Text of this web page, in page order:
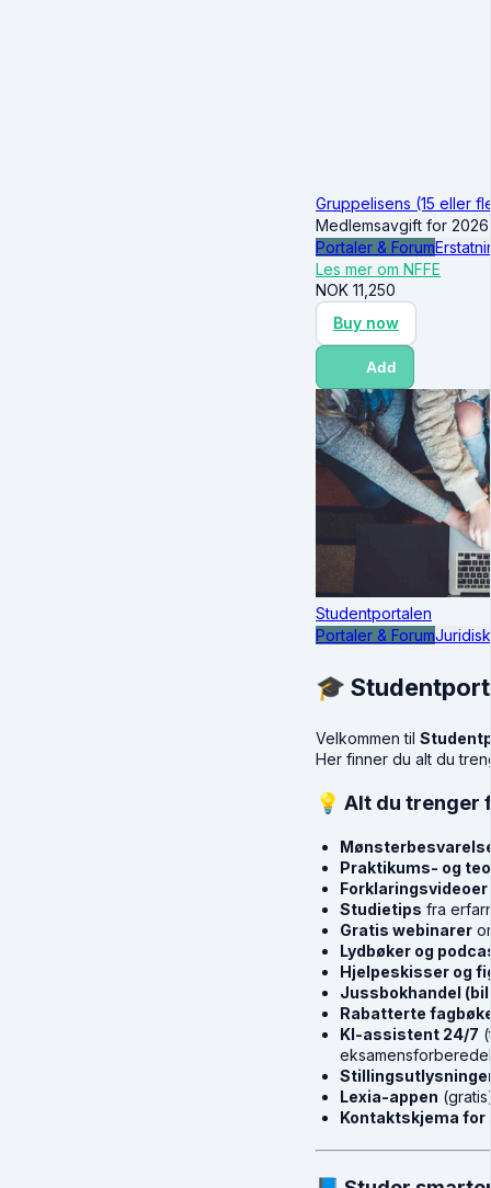
Gruppelisens (15 eller
Medlemsavgift for 2026
Portaler & Forum
Les mer om NFFE
NOK 11,250
Buy now
Add
Studentportalen
Portaler & Forum
🎓
Velkommen til
Her finner du alt du
💡 Alt du trenger
Praktikums- og
Studietips fra
Gratis webinarer
Lydbøker og
Hjelpeskisser og
Jussbokhandel
Rabatterte
KI-assistent 24/7
Lexia-appen
Kontaktskjema for